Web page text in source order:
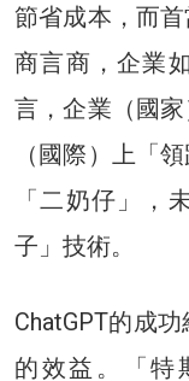
節省成本，而
商言商，企業
言，企業（國
（國際）上「
「二奶仔」，
子」技術。
ChatGPT的成
的效益。「特